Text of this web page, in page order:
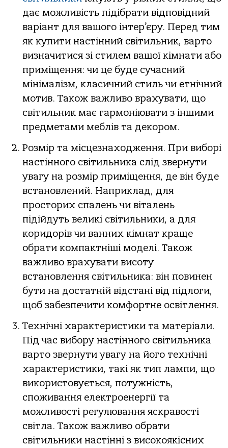
дає можливість підібрати відповідний
варіант для вашого інтер’єру. Перед тим
як купити настінний світильник, варто
визначитися зі стилем вашої кімнати або
приміщення: чи це буде сучасний
мінімалізм, класичний стиль чи етнічний
мотив. Також важливо врахувати, що
світильник має гармоніювати з іншими
предметами меблів та декором.
Розмір та місцезнаходження. При виборі
настінного світильника слід звернути
увагу на розмір приміщення, де він буде
встановлений. Наприклад, для
просторих спалень чи віталень
підійдуть великі світильники, а для
коридорів чи ванних кімнат краще
обрати компактніші моделі. Також
важливо врахувати висоту
встановлення світильника: він повинен
бути на достатній відстані від підлоги,
щоб забезпечити комфортне освітлення.
Технічні характеристики та матеріали.
Під час вибору настінного світильника
варто звернути увагу на його технічні
характеристики, такі як тип лампи, що
використовується, потужність,
споживання електроенергії та
можливості регулювання яскравості
світла. Також важливо обрати
світильники настінні з високоякісних